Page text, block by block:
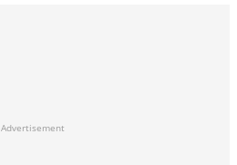
Advertisement